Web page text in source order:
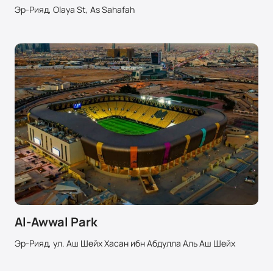
Эр-Рияд, Olaya St, As Sahafah
Al-Awwal Park
Эр-Рияд, ул. Аш Шейх Хасан ибн Абдулла Аль Аш Шейх